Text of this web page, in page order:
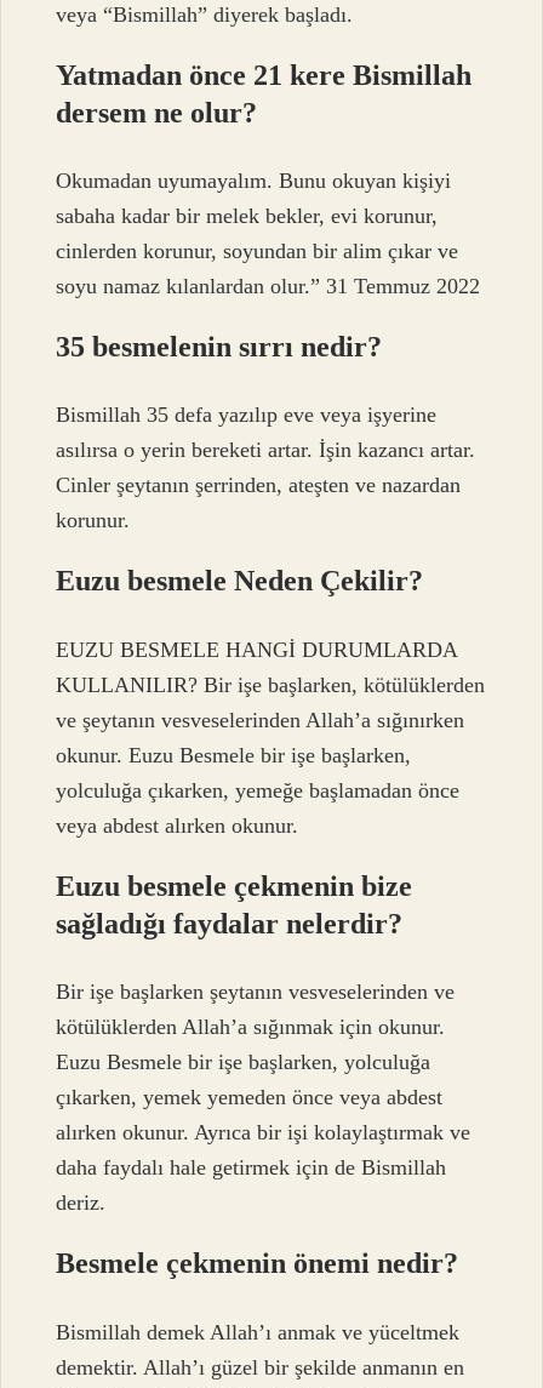
veya “Bismillah” diyerek başladı.
Yatmadan önce 21 kere Bismillah
dersem ne olur?
Okumadan uyumayalım. Bunu okuyan kişiyi
sabaha kadar bir melek bekler, evi korunur,
cinlerden korunur, soyundan bir alim çıkar ve
soyu namaz kılanlardan olur.” 31 Temmuz 2022
35 besmelenin sırrı nedir?
Bismillah 35 defa yazılıp eve veya işyerine
asılırsa o yerin bereketi artar. İşin kazancı artar.
Cinler şeytanın şerrinden, ateşten ve nazardan
korunur.
Euzu besmele Neden Çekilir?
EUZU BESMELE HANGİ DURUMLARDA
KULLANILIR? Bir işe başlarken, kötülüklerden
ve şeytanın vesveselerinden Allah’a sığınırken
okunur. Euzu Besmele bir işe başlarken,
yolculuğa çıkarken, yemeğe başlamadan önce
veya abdest alırken okunur.
Euzu besmele çekmenin bize
sağladığı faydalar nelerdir?
Bir işe başlarken şeytanın vesveselerinden ve
kötülüklerden Allah’a sığınmak için okunur.
Euzu Besmele bir işe başlarken, yolculuğa
çıkarken, yemek yemeden önce veya abdest
alırken okunur. Ayrıca bir işi kolaylaştırmak ve
daha faydalı hale getirmek için de Bismillah
deriz.
Besmele çekmenin önemi nedir?
Bismillah demek Allah’ı anmak ve yüceltmek
demektir. Allah’ı güzel bir şekilde anmanın en